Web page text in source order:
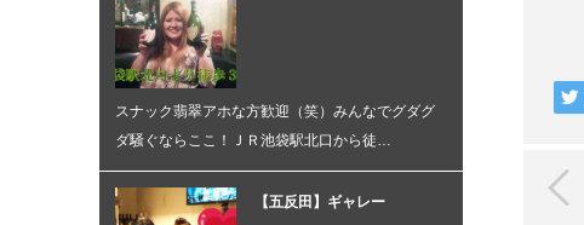
スナック翡翠アホな方歓迎（笑）みんなでグダグ
ダ騒ぐならここ！ＪＲ池袋駅北口から徒…
【五反田】ギャレー